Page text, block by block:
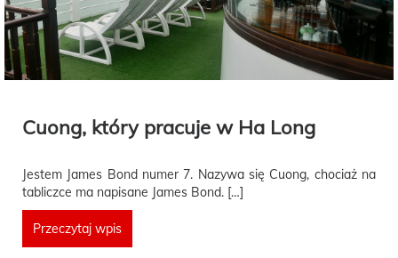
Cuong, który pracuje w Ha Long
Jestem James Bond numer 7. Nazywa się Cuong, chociaż na
tabliczce ma napisane James Bond. […]
Przeczytaj wpis